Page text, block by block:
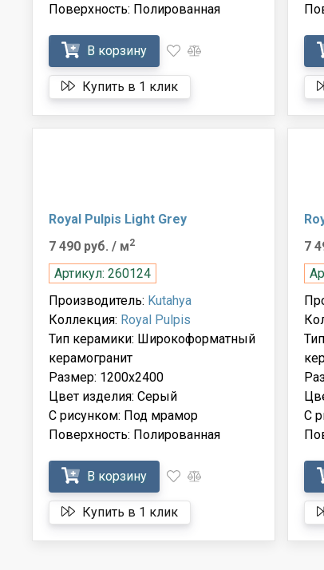
Поверхность: Полированная
В корзину
Купить в 1 клик
Royal Pulpis Light Grey
7 490 руб. / м2
Артикул: 260124
Производитель: Kutahya
Коллекция: Royal Pulpis
Тип керамики: Широкоформатный
керамогранит
Размер: 1200x2400
Цвет изделия: Серый
С рисунком: Под мрамор
Поверхность: Полированная
В корзину
Купить в 1 клик
7
С